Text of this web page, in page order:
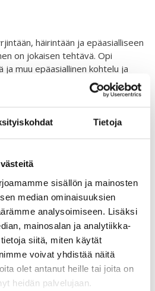
Tietoja
sisällön ja mainosten
median ominaisuuksien
analysoimiseen. Lisäksi
mainosalan ja analytiikka-
siitä, miten käytät
voivat yhdistää näitä
olet antanut heille tai joita on
heidän palvelujaan.
häirintään ja epäasialliseen
on jokaisen tehtävä. Opi
ja muu epäasiallinen kohtelu ja
asia puheeksi rauhallisesti
Pyydä anteeksi, jos
tai tahattomasti muita.
edellytä sitä myös muilta.
häirintää tai syrjintää, vaan
opettajalle.
on jokaisen toimintaan
hyväksyttävää puuttua
tai toimintaan. Kaikki
vähättele käytöstäsi vaan
toista, vaikka